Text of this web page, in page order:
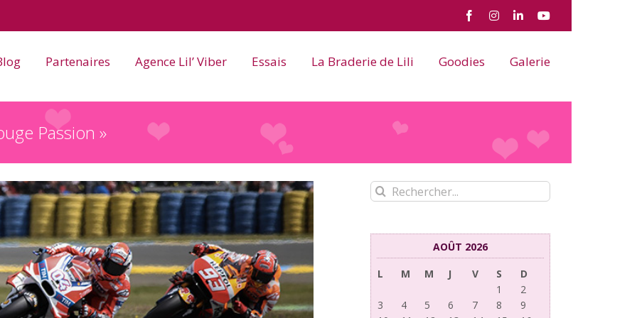
FacebookInstagram
LinkedInYouTube
Partenaires Agence Lil’ Viber Essais La Braderie de Lili Goodies Galerie
Passion »
Rechercher:
AOÛT 2026
L
M M J V S
D
1
2
3
4 5 6 7 8
9